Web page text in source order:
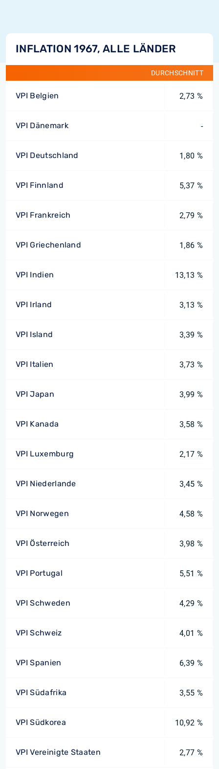
INFLATION 1967, ALLE LÄNDER
DURCHSCHNITT
VPI Belgien 2,73 %
VPI Dänemark -
VPI Deutschland 1,80 %
VPI Finnland 5,37 %
VPI Frankreich 2,79 %
VPI Griechenland 1,86 %
VPI Indien 13,13 %
VPI Irland 3,13 %
VPI Island 3,39 %
VPI Italien 3,73 %
VPI Japan 3,99 %
VPI Kanada 3,58 %
VPI Luxemburg 2,17 %
VPI Niederlande 3,45 %
VPI Norwegen 4,58 %
VPI Österreich 3,98 %
VPI Portugal 5,51 %
VPI Schweden 4,29 %
VPI Schweiz 4,01 %
VPI Spanien 6,39 %
VPI Südafrika 3,55 %
VPI Südkorea 10,92 %
VPI Vereinigte Staaten 2,77 %